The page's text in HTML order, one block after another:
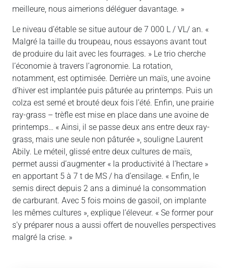
meilleure, nous aimerions déléguer davantage. »
Le niveau d’étable se situe autour de 7 000 L / VL/ an. «
Malgré la taille du troupeau, nous essayons avant tout
de produire du lait avec les fourrages. » Le trio cherche
l’économie à travers l’agronomie. La rotation,
notamment, est optimisée. Derrière un maïs, une avoine
d’hiver est implantée puis pâturée au printemps. Puis un
colza est semé et brouté deux fois l’été. Enfin, une prairie
ray-grass – trèfle est mise en place dans une avoine de
printemps… « Ainsi, il se passe deux ans entre deux ray-
grass, mais une seule non pâturée », souligne Laurent
Abily. Le méteil, glissé entre deux cultures de maïs,
permet aussi d’augmenter « la productivité à l’hectare »
en apportant 5 à 7 t de MS / ha d’ensilage. « Enfin, le
semis direct depuis 2 ans a diminué la consommation
de carburant. Avec 5 fois moins de gasoil, on implante
les mêmes cultures », explique l’éleveur. « Se former pour
s’y préparer nous a aussi offert de nouvelles perspectives
malgré la crise. »